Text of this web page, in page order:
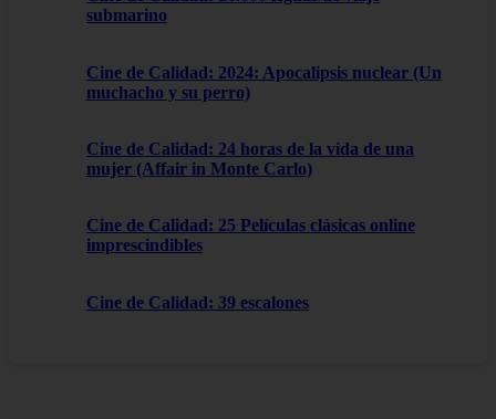
submarino
Cine de Calidad: 2024: Apocalipsis nuclear (Un
muchacho y su perro)
Cine de Calidad: 24 horas de la vida de una
mujer (Affair in Monte Carlo)
Cine de Calidad: 25 Películas clásicas online
imprescindibles
Cine de Calidad: 39 escalones